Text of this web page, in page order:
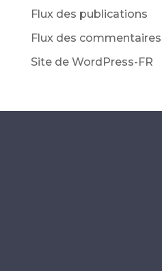
Flux des publications
Flux des commentaires
Site de WordPress-FR